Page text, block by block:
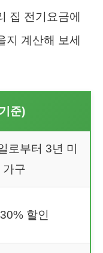
집 전기요금에
지 계산해 보세
준)
로부터 3년 미
가구
할인